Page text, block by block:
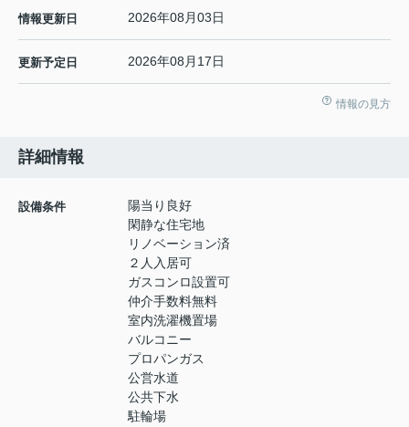
情報更新日 2026年08月03日
更新予定日 2026年08月17日
情報の見方
詳細情報
設備条件
陽当り良好
閑静な住宅地
リノベーション済
２人入居可
ガスコンロ設置可
仲介手数料無料
室内洗濯機置場
バルコニー
プロパンガス
公営水道
公共下水
駐輪場